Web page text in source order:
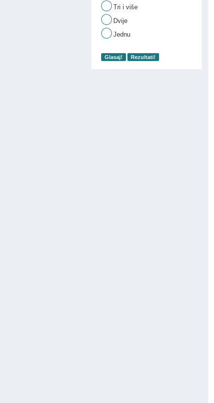
Tri i više
Dvije
Jednu
Glasaj! Rezultati!